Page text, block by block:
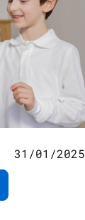
31/01/2025